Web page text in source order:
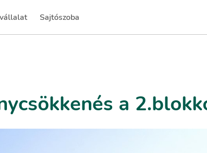
Sajtószoba
(current)
a